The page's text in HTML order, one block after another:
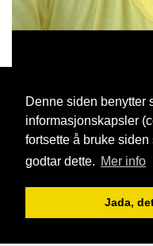
Denne siden benytter
informasjonskapsler
fortsette å bruke
godtar dette. Mer info
Jada,
Alexx 20 Okt, 2023
Blogg Support Kontakt oss